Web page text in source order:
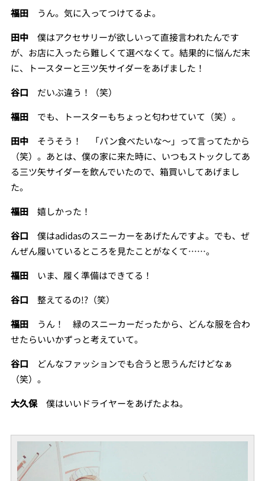
福田うん。気に入ってつけてるよ。
田中僕はアクセサリーが欲しいって直接言われたんです
が、お店に入ったら難しくて選べなくて。結果的に悩んだ末
に、トースターと三ツ矢サイダーをあげました！
谷口 だいぶ違う！（笑）
福田でも、トースターもちょっと匂わせていて（笑）。
田中そうそう！ 「パン食べたいな～」って言ってたから
（笑）。あとは、僕の家に来た時に、いつもストックしてあ
る三ツ矢サイダーを飲んでいたので、箱買いしてあげまし
た。
福田嬉しかった！
谷口 僕はadidasのスニーカーをあげたんですよ。でも、ぜ
んぜん履いているところを見たことがなくて……。
福田いま、履く準備はできてる！
谷口 整えてるの!?（笑）
福田うん！ 緑のスニーカーだったから、どんな服を合わ
せたらいいかずっと考えていて。
谷口 どんなファッションでも合うと思うんだけどなぁ
（笑）。
大久保僕はいいドライヤーをあげたよね。